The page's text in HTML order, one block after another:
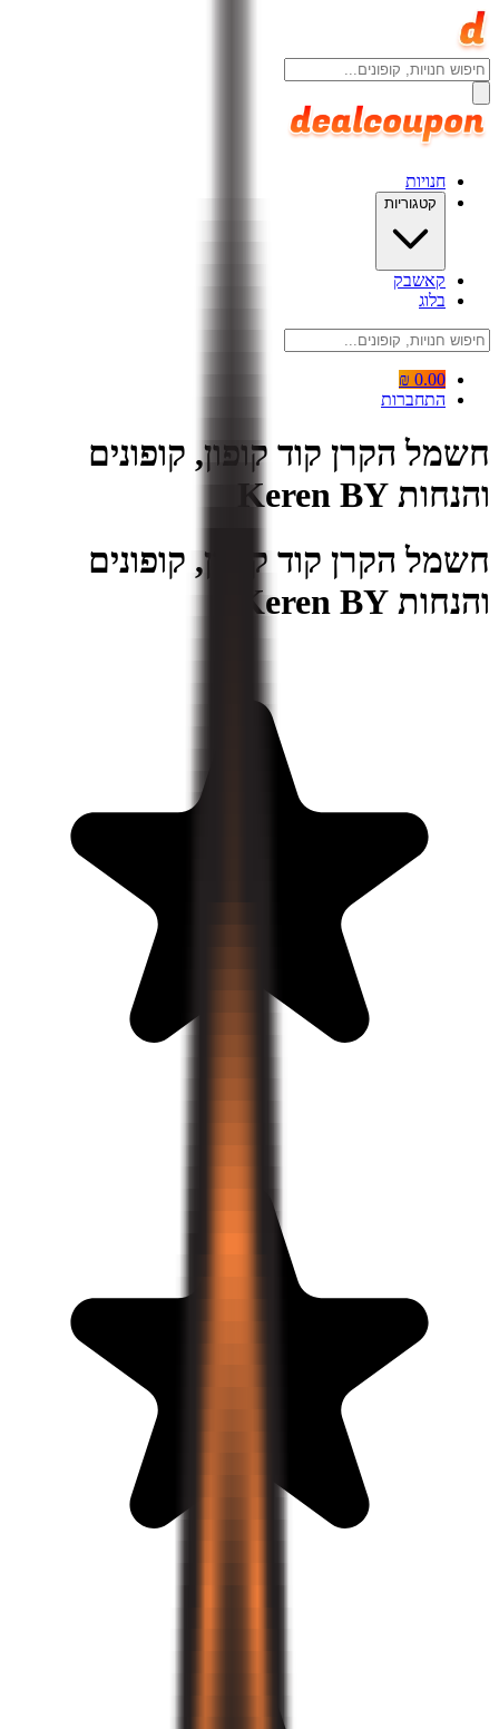
חנויות
קטגוריות
קאשבק
בלוג
0.00 ₪
התחברות
חשמל הקרן קוד קופון, קופונים
והנחות Keren BY
חשמל הקרן קוד קופון, קופונים
והנחות Keren BY